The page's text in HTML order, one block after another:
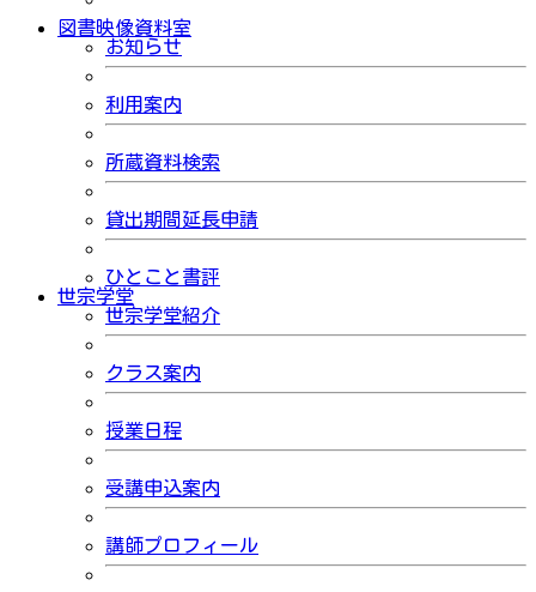
図書映像資料室
お知らせ
利用案内
所蔵資料検索
貸出期間延長申請
ひとこと書評
世宗学堂
世宗学堂紹介
クラス案内
授業日程
受講申込案内
講師プロフィール